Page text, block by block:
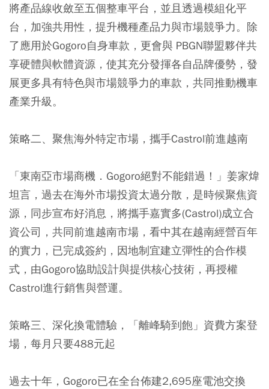
將產品線收斂至五個整車平台，並且透過模組化平
台，加強共用性，提升機種產品力與市場競爭力。除
了應用於Gogoro自身車款，更會與 PBGN聯盟夥伴共
享硬體與軟體資源，使其充分發揮各自品牌優勢，發
展更多具有特色與市場競爭力的車款，共同推動機車
產業升級。
策略二、聚焦海外特定市場，攜手Castrol前進越南
「東南亞市場商機．Gogoro絕對不能錯過！」姜家煒
坦言，過去在海外市場投資太過分散，是時候聚焦資
源，同步宣布好消息，將攜手嘉實多(Castrol)成立合
資公司，共同前進越南市場，看中其在越南經營百年
的實力，已完成簽約，因地制宜建立彈性的合作模
式，由Gogoro協助設計與提供核心技術，再授權
Castrol進行銷售與營運。
策略三、深化換電體驗，「離峰騎到飽」資費方案登
場，每月只要488元起
過去十年，Gogoro已在全台佈建2,695座電池交換